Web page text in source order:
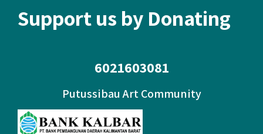
Support us by Donating
6021603081
Putussibau Art Community